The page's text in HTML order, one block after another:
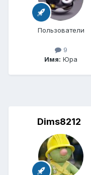
Пользователи
9
Имя: Юра
Dims8212